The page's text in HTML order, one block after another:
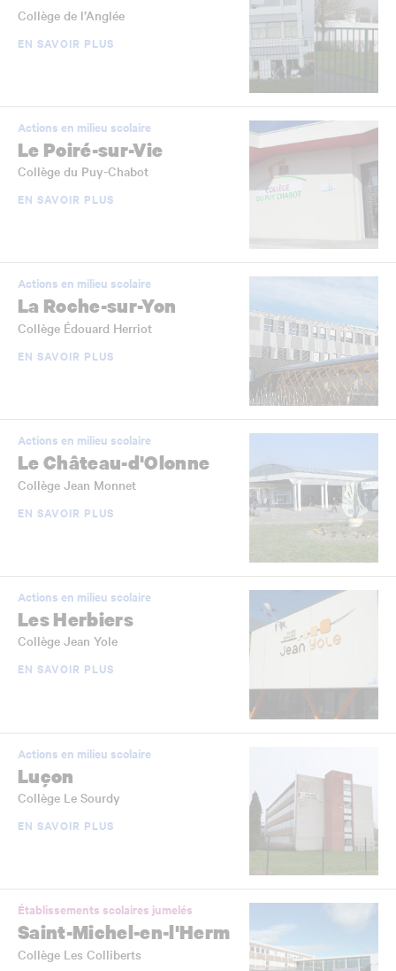
Collège de l’Anglée
EN SAVOIR PLUS
Actions en milieu scolaire
Le Poiré-sur-Vie
Collège du Puy-Chabot
EN SAVOIR PLUS
Actions en milieu scolaire
La Roche-sur-Yon
Collège Édouard Herriot
EN SAVOIR PLUS
Actions en milieu scolaire
Le Château-d'Olonne
Collège Jean Monnet
EN SAVOIR PLUS
Actions en milieu scolaire
Les Herbiers
Collège Jean Yole
EN SAVOIR PLUS
Actions en milieu scolaire
Luçon
Collège Le Sourdy
EN SAVOIR PLUS
Établissements scolaires jumelés
Saint-Michel-en-l'Herm
Collège Les Colliberts